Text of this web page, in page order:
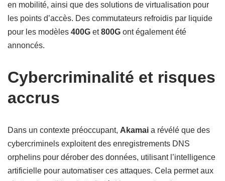
en mobilité, ainsi que des solutions de virtualisation pour
les points d’accès. Des commutateurs refroidis par liquide
pour les modèles 400G et800G ont également été
annoncés.
Cybercriminalité et risques
accrus
Dans un contexte préoccupant, Akamai a révélé que des
cybercriminels exploitent des enregistrements DNS
orphelins pour dérober des données, utilisant l’intelligence
artificielle pour automatiser ces attaques. Cela permet aux